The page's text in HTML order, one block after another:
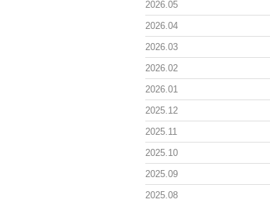
2026.05
2026.04
2026.03
2026.02
2026.01
2025.12
2025.11
2025.10
2025.09
2025.08